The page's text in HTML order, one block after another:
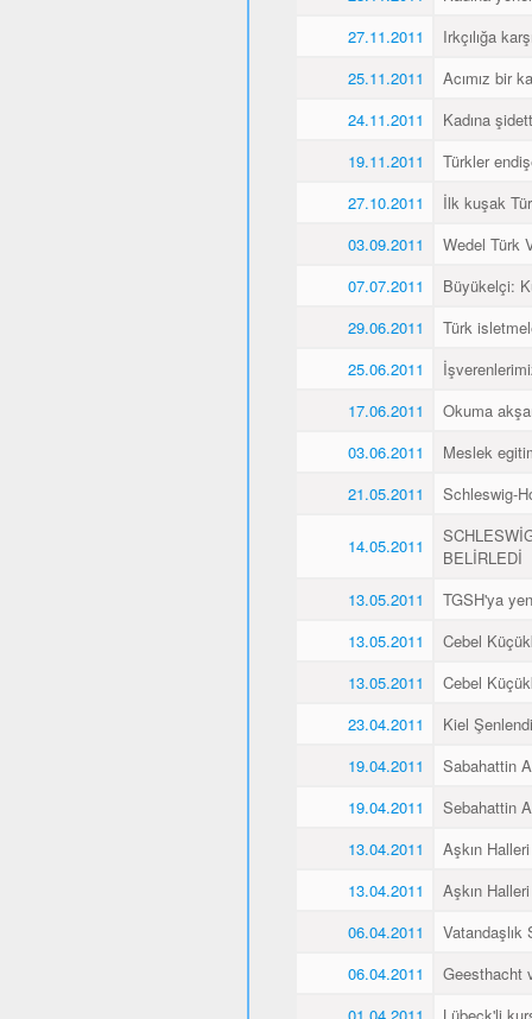
27.11.2011
Irkçılığa
25.11.2011
Acımız bir
24.11.2011
Kadına
19.11.2011
Türkler
27.10.2011
İlk kuşak
03.09.2011
Wedel Türk
07.07.2011
Büyükelçi:
29.06.2011
Türk
25.06.2011
17.06.2011
Okuma
03.06.2011
Meslek
21.05.2011
Schleswig-
14.05.2011
BELİRLEDİ
13.05.2011
TGSH'ya
13.05.2011
Cebel
13.05.2011
Cebel
23.04.2011
Kiel Şenlendi
19.04.2011
Sabahattin
19.04.2011
Sebahattin
13.04.2011
Aşkın Halleri
13.04.2011
Aşkın
06.04.2011
Vatandaşlık
06.04.2011
Geesthacht